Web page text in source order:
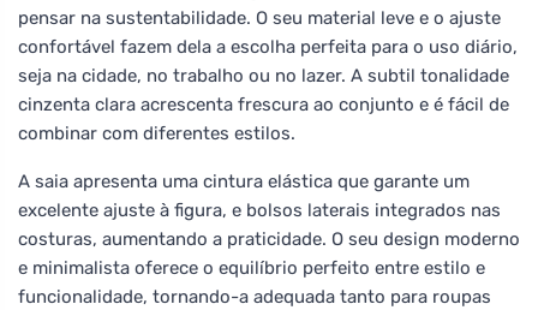
pensar na sustentabilidade. O seu material leve e o ajuste
confortável fazem dela a escolha perfeita para o uso diário,
seja na cidade, no trabalho ou no lazer. A subtil tonalidade
cinzenta clara acrescenta frescura ao conjunto e é fácil de
combinar com diferentes estilos.
A saia apresenta uma cintura elástica que garante um
excelente ajuste à figura, e bolsos laterais integrados nas
costuras, aumentando a praticidade. O seu design moderno
e minimalista oferece o equilíbrio perfeito entre estilo e
funcionalidade, tornando-a adequada tanto para roupas